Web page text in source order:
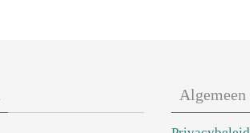
Algemeen